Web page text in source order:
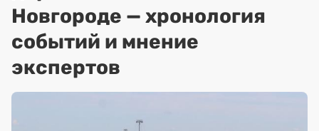
Новгороде — хронология
событий и мнение
экспертов